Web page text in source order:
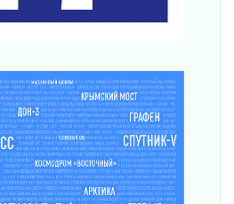
обновляют пространства
сможет
от региона
области
пожаров